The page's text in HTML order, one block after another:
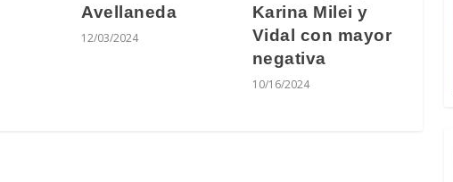
Avellaneda
12/03/2024
Karina Milei y
Vidal con mayor
negativa
10/16/2024